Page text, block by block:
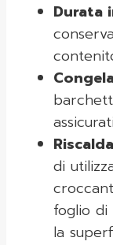
Durata
di
foglio di
la